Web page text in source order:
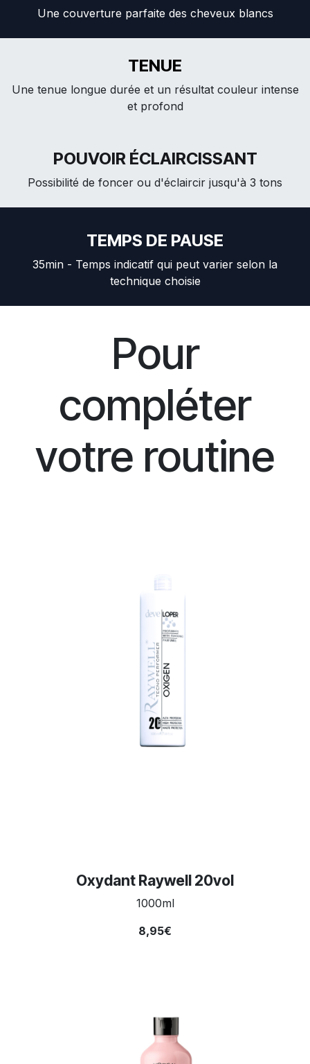
Une couverture parfaite des cheveux blancs
TENUE
Une tenue longue durée et un résultat couleur intense
et profond
POUVOIR ÉCLAIRCISSANT
Possibilité de foncer ou d'éclaircir jusqu'à 3 tons
TEMPS DE PAUSE
35min - Temps indicatif qui peut varier selon la
technique choisie
Pour
compléter
votre routine
Oxydant Raywell 20vol
1000ml
8,95€